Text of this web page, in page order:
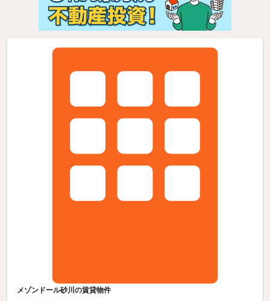
メゾンドール砂川の賃貸物件